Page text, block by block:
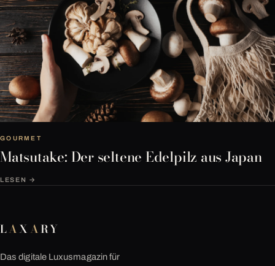
GOURMET
Matsutake: Der seltene Edelpilz aus Japan
LESEN →
LAXARY
Das digitale Luxusmagazin für